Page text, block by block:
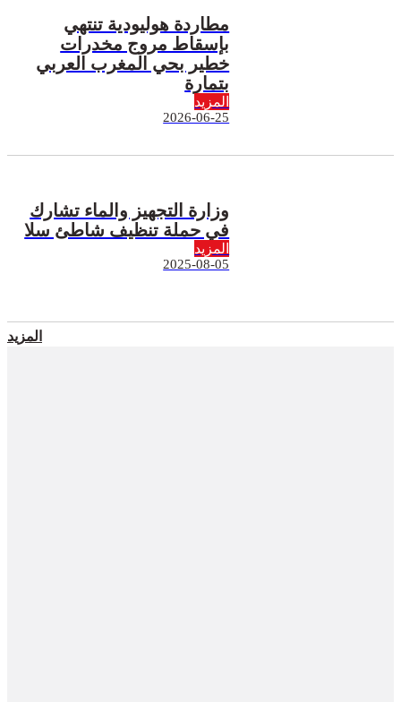
مطاردة هوليودية تنتهي
بإسقاط مروج مخدرات
خطير بحي المغرب العربي
بتمارة
المزيد
2026-06-25
وزارة التجهيز والماء تشارك
في حملة تنظيف شاطئ سلا
المزيد
2025-08-05
المزيد